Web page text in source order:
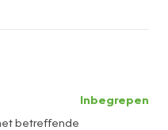
van de auto op u
of interesse in een
op afspraak.
betreffende
Inbegrepen